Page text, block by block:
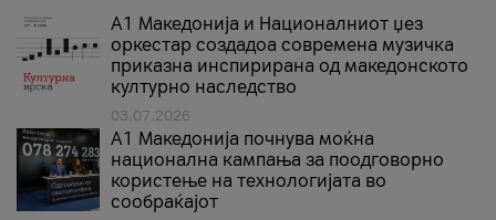
А1 Македонија и Националниот џез
оркестар создадоа современа музичка
приказна инспирирана од македонското
културно наследство
03.07.2026
A1 Македонија почнува моќна
национална кампања за поодговорно
користење на технологијата во
сообраќајот